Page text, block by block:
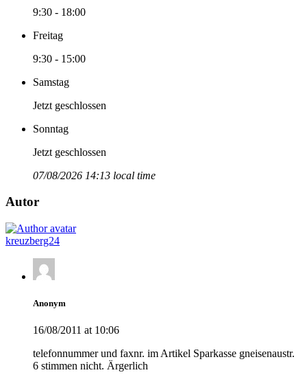
9:30 - 18:00
Freitag
9:30 - 15:00
Samstag
Jetzt geschlossen
Sonntag
Jetzt geschlossen
07/08/2026 14:13 local time
Autor
kreuzberg24
Anonym
16/08/2011 at 10:06
telefonnummer und faxnr. im Artikel Sparkasse gneisenaustr.
6 stimmen nicht. Ärgerlich